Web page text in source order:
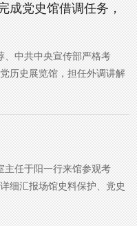
成党史馆借调任务，
、中共中央宣传部严格考
历史展览馆，担任外调讲解
主任于阳一行来馆参观考
细汇报场馆史料保护、党史